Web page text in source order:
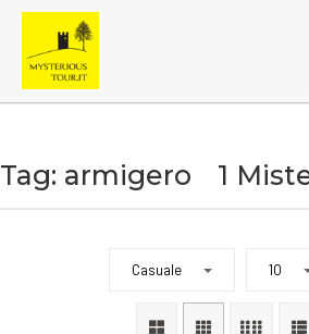
Tag: armigero 1
Casuale 10